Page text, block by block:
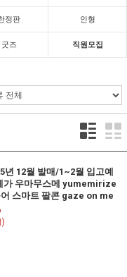
정판 인형
굿즈 직원모집
년 12월 발매/1~2월 입고예
가 우마무스메 yumemirize
스마트 팔콘 gaze on me
)